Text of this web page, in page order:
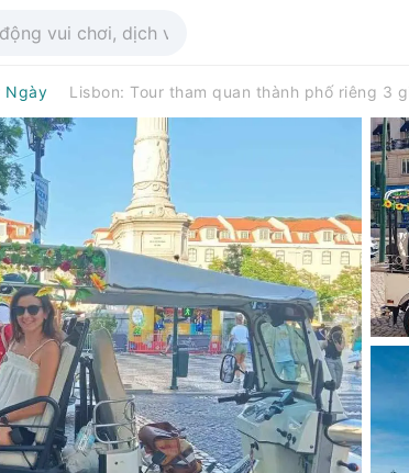
Ngày Lisbon: Tour tham quan thành phố riêng 3